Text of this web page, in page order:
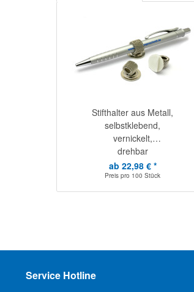
Stifthalter aus Metall,
selbstklebend,
vernickelt,
drehbar
ab 22,98 € *
Preis pro 100 Stück
Service Hotline